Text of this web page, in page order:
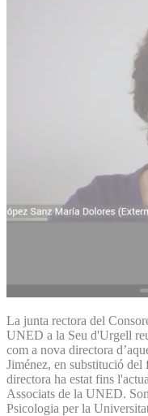
La junta rectora del
UNED a la Seu d'Urgell
com a nova directora
Jiménez, en substitució
directora ha estat fins
Associats de la UNED.
Psicologia per la